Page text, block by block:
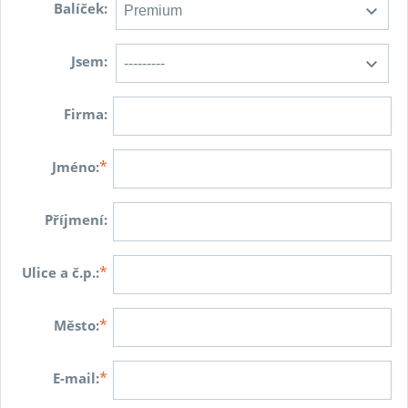
Balíček:
Jsem:
Firma:
Jméno:*
Příjmení:
Ulice a č.p.:*
Město:*
E-mail:*